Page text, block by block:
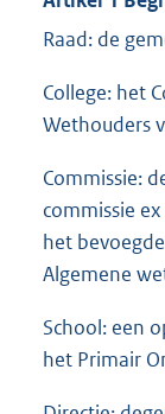
Raad: de
College: het
Wethouders
Commissie:
commissie
het
Algemene
School: een
het Primair